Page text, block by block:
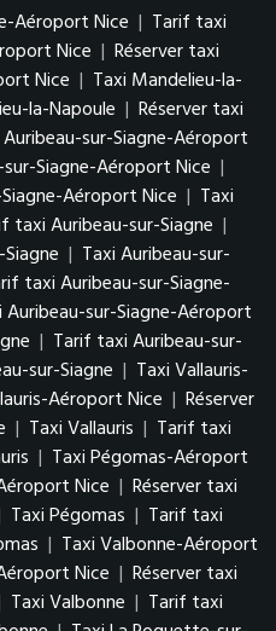
Aéroport Nice | Tarif taxi
Nice | Réserver taxi
Nice | Taxi Mandelieu-la-
la-Napoule | Réserver taxi
sur-Siagne-Aéroport
Siagne-Aéroport Nice |
Aéroport Nice | Taxi
taxi Auribeau-sur-Siagne |
| Taxi Auribeau-sur-
taxi Auribeau-sur-Siagne-
Auribeau-sur-Siagne-Aéroport
| Tarif taxi Auribeau-sur-
sur-Siagne | Taxi Vallauris-
Aéroport Nice | Réserver
| Taxi Vallauris | Tarif taxi
| Taxi Pégomas-Aéroport
Nice | Réserver taxi
Taxi Pégomas | Tarif taxi
| Taxi Valbonne-Aéroport
Nice | Réserver taxi
Taxi Valbonne | Tarif taxi